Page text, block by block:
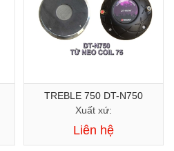
TREBLE 750 DT-N750
Xuất xứ:
Liên hệ